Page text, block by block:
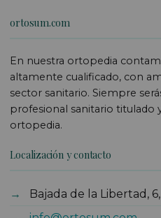
ortosum.com
En nuestra ortopedia
altamente cualificado, con
sector sanitario. Siempre
profesional sanitario titulado
ortopedia.
Localización y contacto
Bajada de la Libertad,